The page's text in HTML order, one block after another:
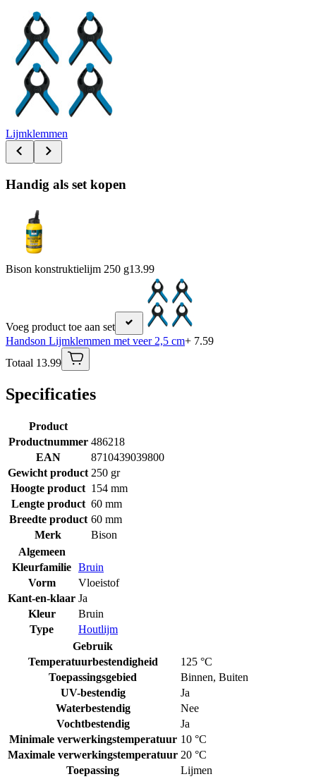
Lijmklemmen
Handig als set kopen
Bison konstruktielijm 250 g13.99
Voeg product toe aan set
Handson Lijmklemmen met veer 2,5 cm+ 7.59
Totaal 13.99
Specificaties
Product
Productnummer 486218
EAN
8710439039800
Gewicht product 250 gr
Hoogte product 154 mm
Lengte product 60 mm
Breedte product 60 mm
Merk
Bison
Algemeen
Kleurfamilie Bruin
Vorm
Vloeistof
Kant-en-klaar Ja
Kleur
Bruin
Type
Houtlijm
Gebruik
Temperatuurbestendigheid
125 °C
Toepassingsgebied
Binnen, Buiten
UV-bestendig
Ja
Waterbestendig
Nee
Vochtbestendig
Ja
Minimale verwerkingstemperatuur 10 °C
Maximale verwerkingstemperatuur 20 °C
Toepassing
Lijmen